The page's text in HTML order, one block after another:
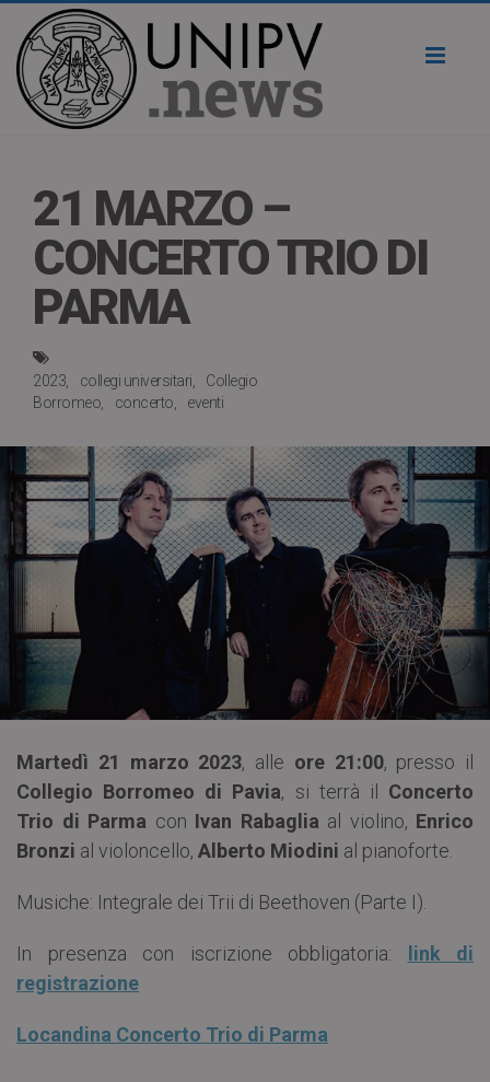
21 MARZO –
CONCERTO TRIO DI
PARMA
2023 collegi universitari
Collegio
Borromeo
concerto eventi
Martedì 21 marzo 2023, alle ore 21:00, presso il
Collegio Borromeo di Pavia, si terrà il Concerto
Trio di Parma con Ivan Rabaglia al violino, Enrico
Bronzi al violoncello, Alberto Miodini al pianoforte.
Musiche: Integrale dei Trii di Beethoven (Parte I).
In presenza con iscrizione obbligatoria: link di
registrazione
Locandina Concerto Trio di Parma